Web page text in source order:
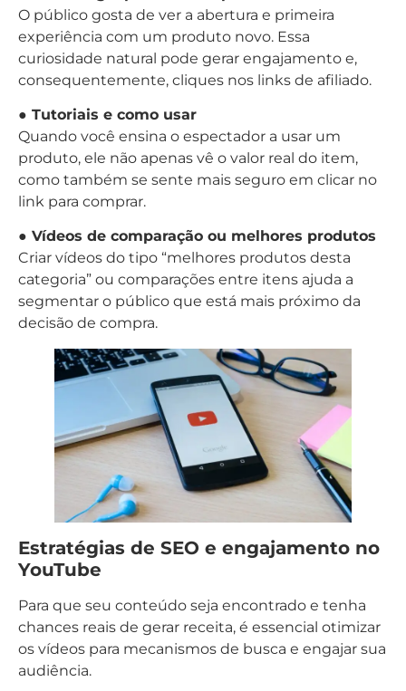
O público gosta de ver a abertura e primeira
experiência com um produto novo. Essa
curiosidade natural pode gerar engajamento e,
consequentemente, cliques nos links de afiliado.
● Tutoriais e como usar
Quando você ensina o espectador a usar um
produto, ele não apenas vê o valor real do item,
como também se sente mais seguro em clicar no
link para comprar.
● Vídeos de comparação ou melhores produtos
Criar vídeos do tipo “melhores produtos desta
categoria” ou comparações entre itens ajuda a
segmentar o público que está mais próximo da
decisão de compra.
Estratégias de SEO e engajamento no
YouTube
Para que seu conteúdo seja encontrado e tenha
chances reais de gerar receita, é essencial otimizar
os vídeos para mecanismos de busca e engajar sua
audiência.